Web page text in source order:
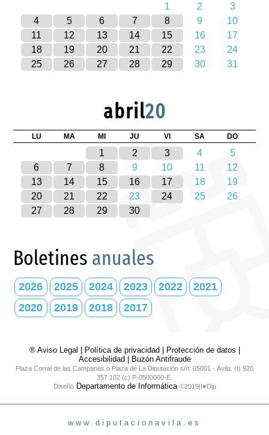
1 2
3
4
5 6 7 8 9
10
11
12 13 14 15 16
17
18
19 20 21 22 23
24
25
26 27 28 29 30 31
abril20
LU MA MI JU VI SA DO
1 2 3 4
5
6
7 8 9 10 11
12
13
14 15 16 17 18
19
20
21 22 23 24 25
26
27
28 29 30
Boletines anuales
2026 2025 2024 2023 2022
2021
2020
2019 2018 2017
® Aviso Legal Política de privacidad Protección de datos
Accesibilidad
Buzón Antifraude
Plaza Corral de las Campanas o Plaza de La Diputación s/n. 05001 - Ávila. (t) 920
357 102 (c) P-0500000-E.
DiseñoDepartamento de Informática ©2019|I♥Dip
www.diputacionavila.es